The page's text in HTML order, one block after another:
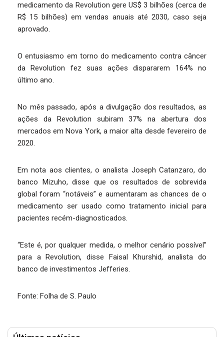
medicamento da Revolution gere US$ 3 bilhões (cerca de
R$ 15 bilhões) em vendas anuais até 2030, caso seja
aprovado.
O entusiasmo em torno do medicamento contra câncer
da Revolution fez suas ações dispararem 164% no
último ano.
No mês passado, após a divulgação dos resultados, as
ações da Revolution subiram 37% na abertura dos
mercados em Nova York, a maior alta desde fevereiro de
2020.
Em nota aos clientes, o analista Joseph Catanzaro, do
banco Mizuho, disse que os resultados de sobrevida
global foram “notáveis” e aumentaram as chances de o
medicamento ser usado como tratamento inicial para
pacientes recém-diagnosticados.
“Este é, por qualquer medida, o melhor cenário possível”
para a Revolution, disse Faisal Khurshid, analista do
banco de investimentos Jefferies.
Fonte: Folha de S. Paulo